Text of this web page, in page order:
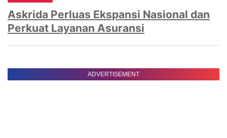
Askrida Perluas Ekspansi Nasional dan
Perkuat Layanan Asuransi
ADVERTISEMENT